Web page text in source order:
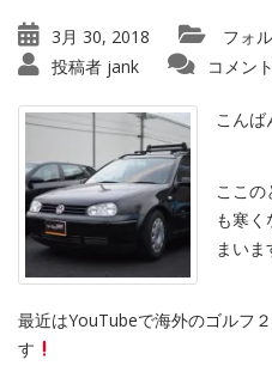
3月 30, 2018
フォ
投稿者 jank コメン
こんば
ここの
も寒
まいま
最近はYouTubeで海外のゴルフ
す